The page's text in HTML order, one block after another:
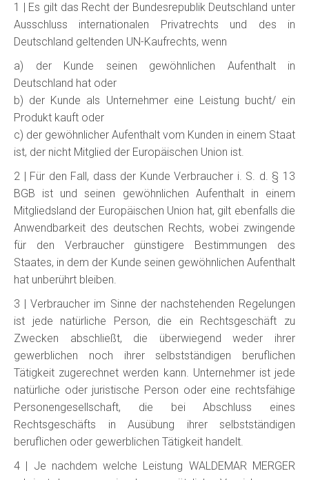
1 | Es gilt das Recht der Bundesrepublik Deutschland unter
Ausschluss internationalen Privatrechts und des in
Deutschland geltenden UN-Kaufrechts, wenn
a) der Kunde seinen gewöhnlichen Aufenthalt in
Deutschland hat oder
b) der Kunde als Unternehmer eine Leistung bucht/ ein
Produkt kauft oder
c) der gewöhnlicher Aufenthalt vom Kunden in einem Staat
ist, der nicht Mitglied der Europäischen Union ist.
2 | Für den Fall, dass der Kunde Verbraucher i. S. d. § 13
BGB ist und seinen gewöhnlichen Aufenthalt in einem
Mitgliedsland der Europäischen Union hat, gilt ebenfalls die
Anwendbarkeit des deutschen Rechts, wobei zwingende
für den Verbraucher günstigere Bestimmungen des
Staates, in dem der Kunde seinen gewöhnlichen Aufenthalt
hat unberührt bleiben.
3 | Verbraucher im Sinne der nachstehenden Regelungen
ist jede natürliche Person, die ein Rechtsgeschäft zu
Zwecken abschließt, die überwiegend weder ihrer
gewerblichen noch ihrer selbstständigen beruflichen
Tätigkeit zugerechnet werden kann. Unternehmer ist jede
natürliche oder juristische Person oder eine rechtsfähige
Personengesellschaft, die bei Abschluss eines
Rechtsgeschäfts in Ausübung ihrer selbstständigen
beruflichen oder gewerblichen Tätigkeit handelt.
4 | Je nachdem welche Leistung WALDEMAR MERGER